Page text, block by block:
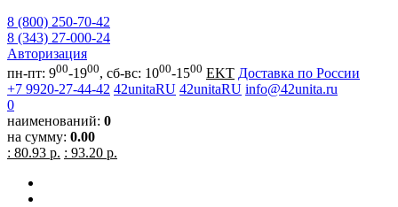
8 (800) 250-70-42
8 (343) 27-000-24
Авторизация
пн-пт: 900-1900, сб-вс: 1000-1500 EKT Доставка по России
+7 9920-27-44-42 42unitaRU 42unitaRU info@42unita.ru
0
наименований: 0
на сумму: 0.00
: 80.93 р. : 93.20 р.